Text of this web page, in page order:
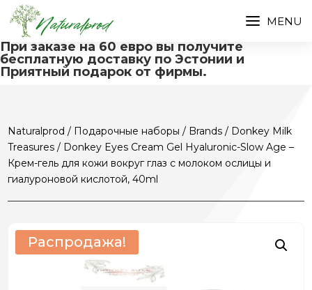
При заказе на 60 евро вы получите
бесплатную доставку по Эстонии и
Приятный подарок от фирмы.
Naturalprod / Подарочные наборы / Brands / Donkey Milk
Treasures / Donkey Eyes Cream Gel Hyaluronic-Slow Age –
Крем-гель для кожи вокруг глаз с молоком ослицы и
гиалуроновой кислотой, 40ml
Распродажа!